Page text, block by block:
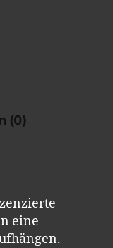
(0)
eine